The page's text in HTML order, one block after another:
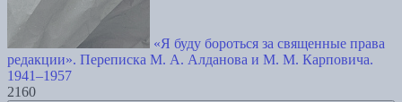
«Я буду бороться за священные права
редакции». Переписка М. А. Алданова и М. М. Карповича.
1941–1957
2160